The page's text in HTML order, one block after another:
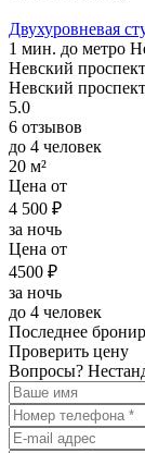
Двухуровневая
1 мин. до метро
Невский
Невский
5.0
6 отзывов
до 4 человек
20 м²
Цена от
4 500 ₽
за ночь
Цена от
4500 ₽
за ночь
до 4 человек
Последнее
Проверить цену
Вопросы?